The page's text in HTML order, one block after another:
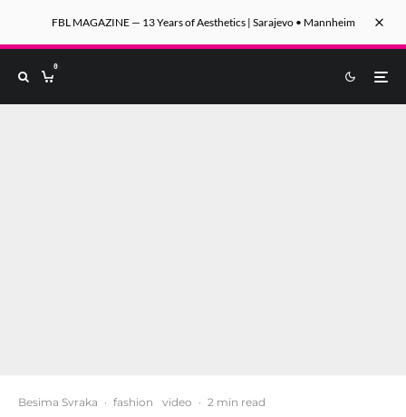
FBL MAGAZINE — 13 Years of Aesthetics | Sarajevo • Mannheim
0
Besima Svraka · fashion video · 2 min read